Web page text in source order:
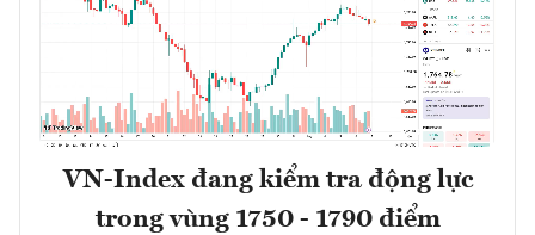
VN-Index đang kiểm tra động lực
trong vùng 1750 - 1790 điểm